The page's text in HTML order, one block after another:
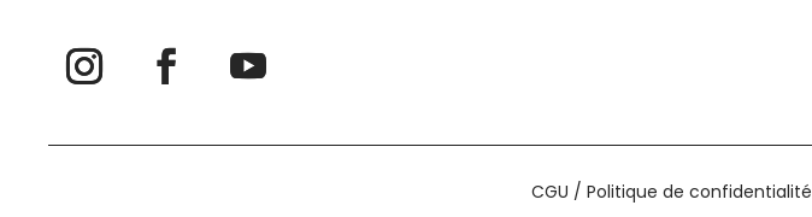
CGU / Politique de confidentialité